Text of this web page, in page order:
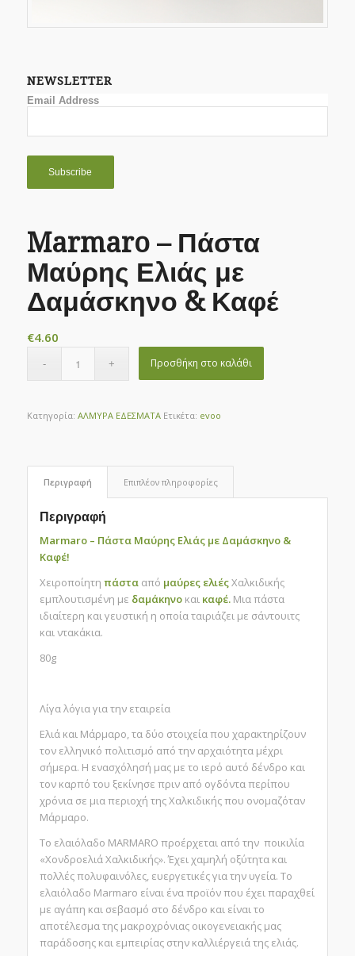
NEWSLETTER
Email Address
Marmaro – Πάστα
Μαύρης Ελιάς με
Δαμάσκηνο & Καφέ
€4.60
Προσθήκη στο καλάθι
Κατηγορία: ΑΛΜΥΡΑ ΕΔΕΣΜΑΤΑ Ετικέτα: evoo
Περιγραφή Επιπλέον πληροφορίες
Περιγραφή
Marmaro – Πάστα Μαύρης Ελιάς με Δαμάσκηνο &
Καφέ!
Χειροποίητη πάστααπό μαύρες ελιέςΧαλκιδικής
εμπλουτισμένη με δαμάκηνο καικαφέ.Μια πάστα
ιδιαίτερη και γευστική η οποία ταιριάζει με σάντουιτς
και ντακάκια.
80g
Λίγα λόγια για την εταιρεία
Ελιά και Μάρμαρο, τα δύο στοιχεία που χαρακτηρίζουν
τον ελληνικό πολιτισμό από την αρχαιότητα μέχρι
σήμερα. H ενασχόλησή μας με το ιερό αυτό δένδρο και
τον καρπό του ξεκίνησε πριν από ογδόντα περίπου
χρόνια σε μια περιοχή της Χαλκιδικής που ονομαζόταν
Μάρμαρο.
Το ελαιόλαδο MARMARO προέρχεται από την ποικιλία
«Χονδροελιά Χαλκιδικής». Έχει χαμηλή οξύτητα και
πολλές πολυφαινόλες, ευεργετικές για την υγεία. Το
ελαιόλαδο Marmaro είναι ένα προϊόν που έχει παραχθεί
με αγάπη και σεβασμό στο δένδρο και είναι το
αποτέλεσμα της μακροχρόνιας οικογενειακής μας
παράδοσης και εμπειρίας στην καλλιέργειά της ελιάς.